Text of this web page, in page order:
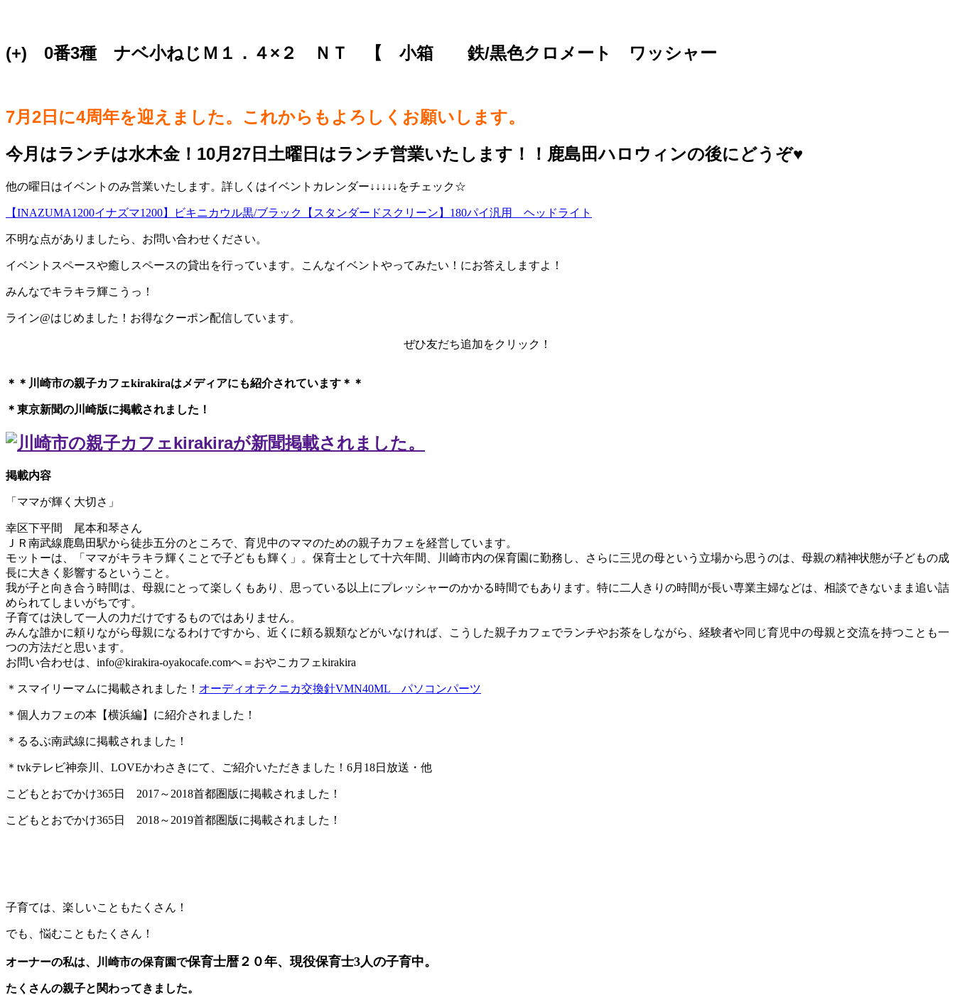
(+) 0番3種 ナベ小ねじＭ１．４×２ ＮＴ 【 小箱 鉄/黒色クロメート ワッシャー
7月2日に4周年を迎えました。これからもよろしくお願いします。
今月はランチは水木金！10月27日土曜日はランチ営業いたします！！鹿島田ハロウィンの後にどうぞ♥️
他の曜日はイベントのみ営業いたします。詳しくはイベントカレンダー↓↓↓↓↓をチェック☆
【INAZUMA1200イナズマ1200】ビキニカウル黒/ブラック【スタンダードスクリーン】180パイ汎用 ヘッドライト
不明な点がありましたら、お問い合わせください。
イベントスペースや癒しスペースの貸出を行っています。こんなイベントやってみたい！にお答えしますよ！
みんなでキラキラ輝こうっ！
ライン@はじめました！お得なクーポン配信しています。
ぜひ友だち追加をクリック！
＊＊川崎市の親子カフェkirakiraは メディアにも紹介されています＊＊
＊東京新聞の川崎版に掲載されました！
掲載内容
「ママが輝く大切さ」
幸区下平間 尾本和琴さん
ＪＲ南武線鹿島田駅から徒歩五分のところで、育児中のママのための親子カフェを経営しています。
モットーは、「ママがキラキラ輝くことで子どもも輝く」。保育士として十六年間、川崎市内の保育園に勤務し、さらに三児の母という立場から思うのは、母親の精神状態が子どもの成
長に大きく影響するということ。
我が子と向き合う時間は、母親にとって楽しくもあり、思っている以上にプレッシャーのかかる時間でもあります。特に二人きりの時間が長い専業主婦などは、相談できないまま追い詰
められてしまいがちです。
子育ては決して一人の力だけでするものではありません。
みんな誰かに頼りながら母親になるわけですから、近くに頼る親類などがいなければ、こうした親子カフェでランチやお茶をしながら、経験者や同じ育児中の母親と交流を持つことも一
つの方法だと思います。
お問い合わせは、 info@kirakira-oyakocafe.comへ＝おやこカフェkirakira
＊スマイリーマムに掲載されました！ オーディオテクニカ交換針VMN40ML パソコンパーツ
＊個人カフェの本【横浜編】に紹介されました！
＊るるぶ南武線に掲載されました！
＊tvkテレビ神奈川、LOVEかわさきにて、ご紹介いただきました！6月18日放送・他
こどもとおでかけ365日 2017～2018首都圏版に掲載されました！
こどもとおでかけ365日 2018～2019首都圏版に掲載されました！
子育ては、楽しいこともたくさん！
でも、悩むこともたくさん！
オーナーの私は、川崎市の保育園で保育士暦２０年、現役保育士3人の子育中。
たくさんの親子と関わってきました。